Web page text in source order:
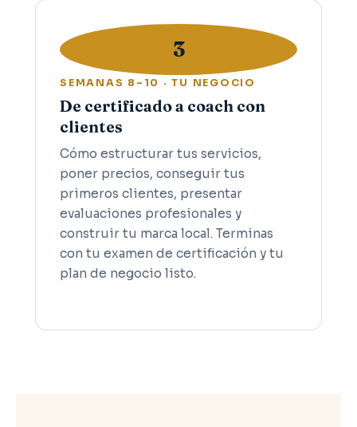
3
SEMANAS 8–10 · TU NEGOCIO
De certificado a coach con
clientes
Cómo estructurar tus servicios,
poner precios, conseguir tus
primeros clientes, presentar
evaluaciones profesionales y
construir tu marca local. Terminas
con tu examen de certificación y tu
plan de negocio listo.